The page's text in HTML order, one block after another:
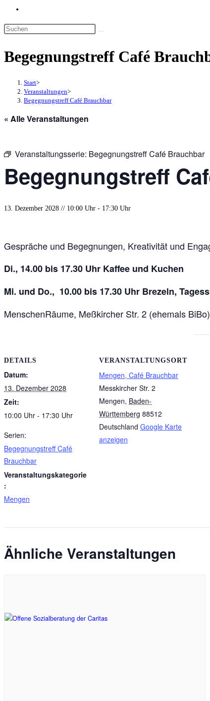
umschalten
Diese
durchsuchen
Begegnungstreff Café
Start>
Veranstaltungen>
Begegnungstreff Café Brauchbar
« Alle Veranstaltungen
Veranstaltungsserie: Begegnungstreff Café Brauchbar
Begegnungstreff
13. Dezember 2028 // 10:00 Uhr - 17:30 Uhr
Gespräche und Begegnungen, Kreativität und
Di., 14.00 bis 17.30 Uhr Kaffee und Kuchen
Mi. und Do., 10.00 bis 17.30 Uhr Brezeln,
MenschenRäume, Meßkircher Str. 2 (ehemals
DETAILS
Datum:
13. Dezember 2028
Zeit:
10:00 Uhr - 17:30 Uhr
Serien:
Begegnungstreff Café
Brauchbar
Veranstaltungskategorie
:
Mengen
VERANSTALTUNGSORT
Mengen, Café Brauchbar
Messkircher Str. 2
Mengen, Baden-
Württemberg 88512
Deutschland Google Karte
anzeigen
Ähnliche Veranstaltungen